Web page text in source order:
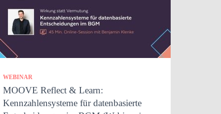
WEBINAR
MOOVE Reflect & Learn:
Kennzahlensysteme für datenbasierte